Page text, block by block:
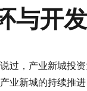
与开
过，产业新城投
业新城的持续推